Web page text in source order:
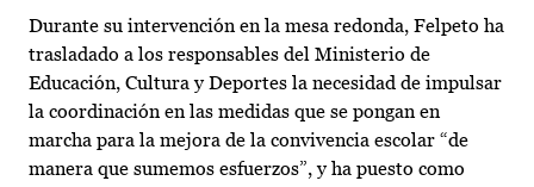
Durante su intervención en la mesa redonda, Felpeto ha
trasladado a los responsables del Ministerio de
Educación, Cultura y Deportes la necesidad de impulsar
la coordinación en las medidas que se pongan en
marcha para la mejora de la convivencia escolar “de
manera que sumemos esfuerzos”, y ha puesto como